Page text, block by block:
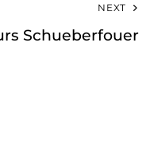
NEXT
Schueberfouer